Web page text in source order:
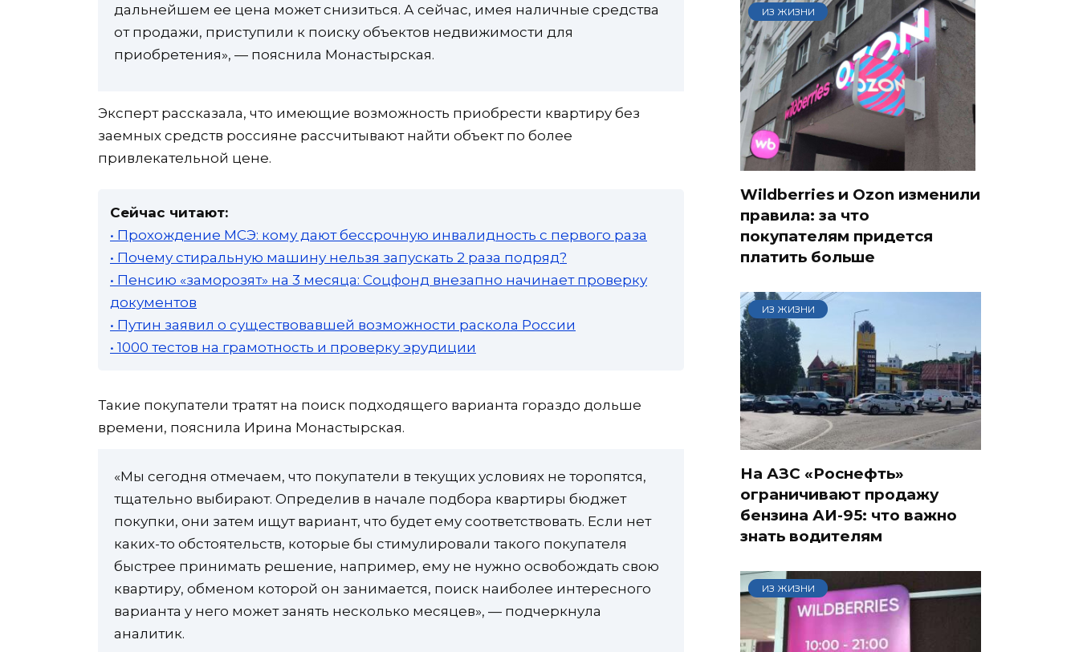
дальнейшем ее цена может снизиться. А сейчас, имея наличные средства
от продажи, приступили к поиску объектов недвижимости для
приобретения», — пояснила Монастырская.
Эксперт рассказала, что имеющие возможность приобрести квартиру без
заемных средств россияне рассчитывают найти объект по более
привлекательной цене.
Сейчас читают:
• Прохождение МСЭ: кому дают бессрочную инвалидность с первого раза
• Почему стиральную машину нельзя запускать 2 раза подряд?
• Пенсию «заморозят» на 3 месяца: Соцфонд внезапно начинает проверку
документов
• Путин заявил о существовавшей возможности раскола России
• 1000 тестов на грамотность и проверку эрудиции
Такие покупатели тратят на поиск подходящего варианта гораздо дольше
времени, пояснила Ирина Монастырская.
«Мы сегодня отмечаем, что покупатели в текущих условиях не торопятся,
тщательно выбирают. Определив в начале подбора квартиры бюджет
покупки, они затем ищут вариант, что будет ему соответствовать. Если нет
каких-то обстоятельств, которые бы стимулировали такого покупателя
быстрее принимать решение, например, ему не нужно освобождать свою
квартиру, обменом которой он занимается, поиск наиболее интересного
варианта у него может занять несколько месяцев», — подчеркнула
аналитик.
ИЗ ЖИЗНИ
Wildberries и Ozon изменили
правила: за что
покупателям придется
платить больше
ИЗ ЖИЗНИ
На АЗС «Роснефть»
ограничивают продажу
бензина АИ-95: что важно
знать водителям
ИЗ ЖИЗНИ